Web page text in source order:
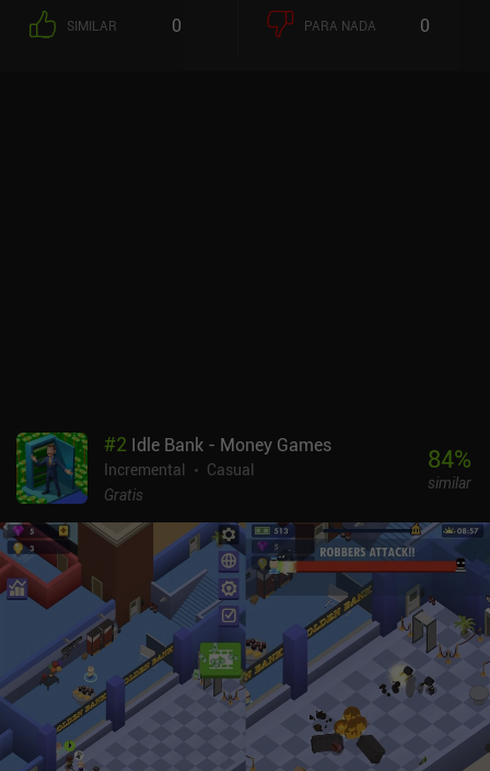
SIMILAR 0 PARA NADA 0
#2 Idle Bank - Money Games
Incremental
Casual
Gratis
84%
similar